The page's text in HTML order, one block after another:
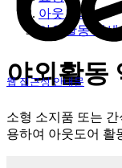
웹 접근성 안내문
아웃도어
야외활동 액세
야외활동
소형 소지품 또는
용하여 아웃도어 활